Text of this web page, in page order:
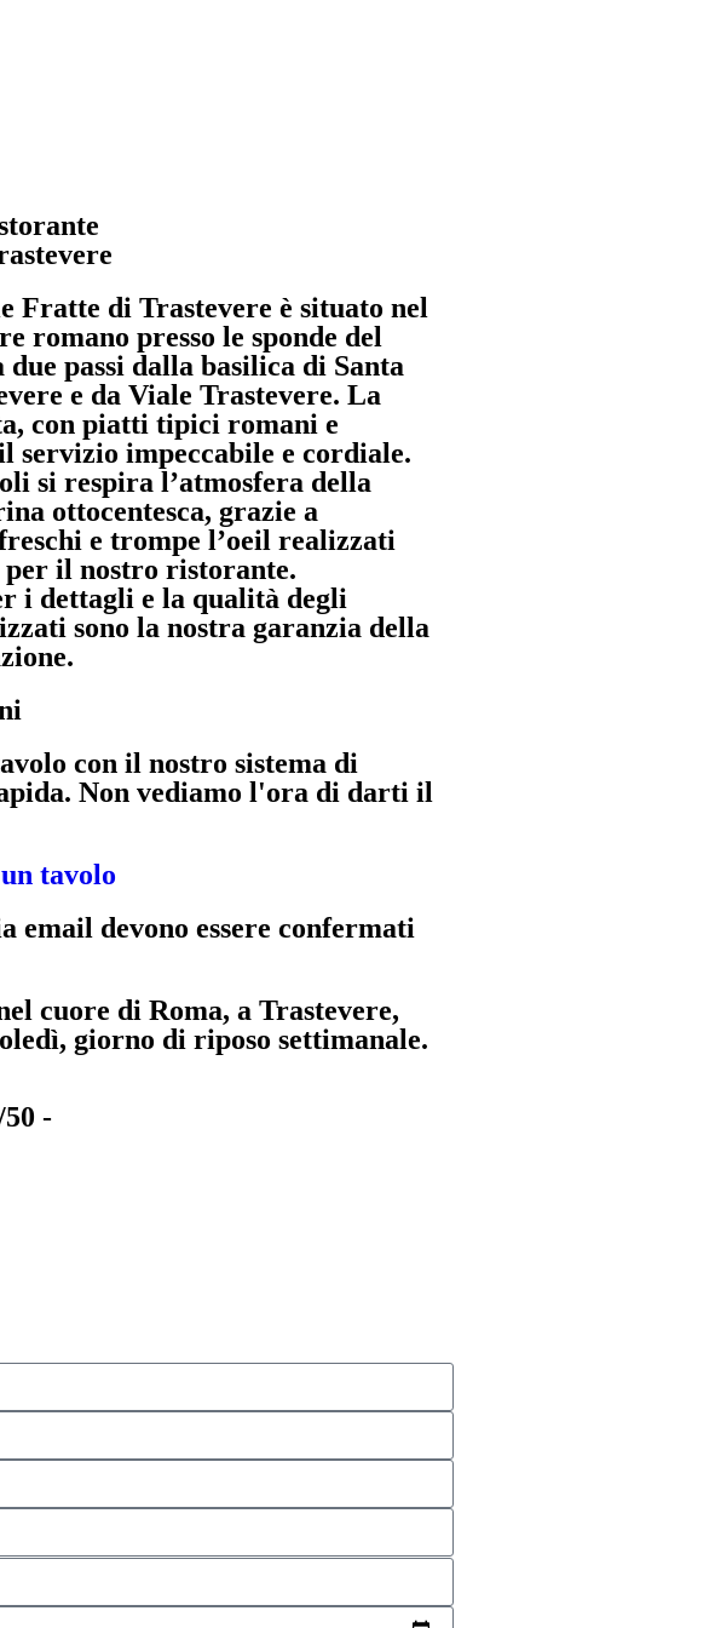
Fratte di Trastevere è situato nel
romano presso le sponde del
due passi dalla basilica di Santa
e da Viale Trastevere. La
con piatti tipici romani e
servizio impeccabile e cordiale.
si respira l’atmosfera della
ottocentesca, grazie a
e trompe l’oeil realizzati
per il nostro ristorante.
i dettagli e la qualità degli
sono la nostra garanzia della
con il nostro sistema di
Non vediamo l'ora di darti il
tavolo
email devono essere confermati
cuore di Roma, a Trastevere,
giorno di riposo settimanale.
-